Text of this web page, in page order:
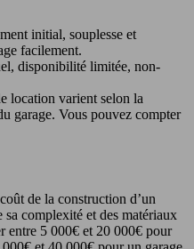
initial, souplesse et
facilement.
disponibilité limitée, non-
location varient selon la
garage. Vous pouvez compter
de la construction d’un
sa complexité et des matériaux
entre 5 000€ et 20 000€ pour